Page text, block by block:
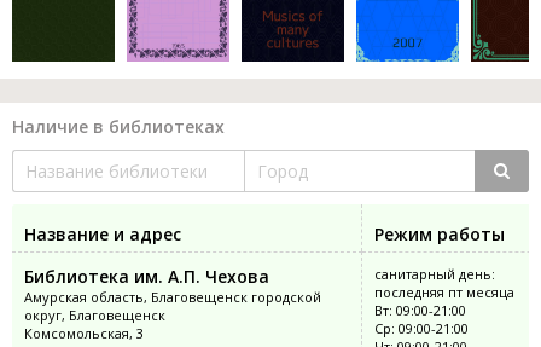
Наличие в библиотеках
Название и адрес
Режим работы
Библиотека им. А.П. Чехова
Амурская область, Благовещенск городской
округ, Благовещенск
Комсомольская, 3
санитарный день:
последняя пт месяца
Вт: 09:00-21:00
Ср: 09:00-21:00